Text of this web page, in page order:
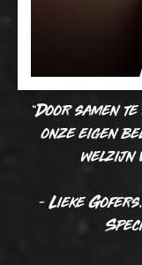
“Door samen
onze eigen
welzijn
- Lieke